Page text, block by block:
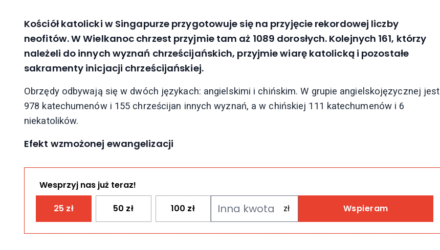
Kościół katolicki w Singapurze przygotowuje się na przyjęcie rekordowej liczby
neofitów. W Wielkanoc chrzest przyjmie tam aż 1089 dorosłych. Kolejnych 161, którzy
należeli do innych wyznań chrześcijańskich, przyjmie wiarę katolicką i pozostałe
sakramenty inicjacji chrześcijańskiej.
Obrzędy odbywają się w dwóch językach: angielskimi i chińskim. W grupie angielskojęzycznej jest
978 katechumenów i 155 chrześcijan innych wyznań, a w chińskiej 111 katechumenów i 6
niekatolików.
Efekt wzmożonej ewangelizacji
Wesprzyj nas już teraz!
25 zł 50 zł 100 zł Wspieram